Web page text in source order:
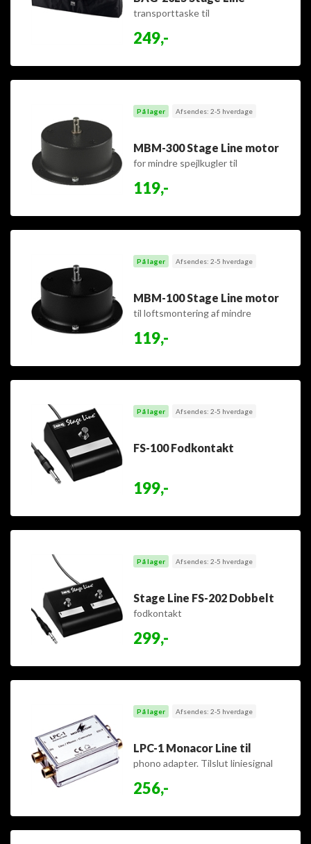
transporttaske til
249,-
På lager Afsendes: 2-5 hverdage
MBM-300 Stage Line motor
for mindre spejlkugler til
119,-
På lager Afsendes: 2-5 hverdage
MBM-100 Stage Line motor
til loftsmontering af mindre
119,-
På lager Afsendes: 2-5 hverdage
FS-100 Fodkontakt
199,-
På lager Afsendes: 2-5 hverdage
Stage Line FS-202 Dobbelt
fodkontakt
299,-
På lager Afsendes: 2-5 hverdage
LPC-1 Monacor Line til
phono adapter. Tilslut liniesignal
256,-